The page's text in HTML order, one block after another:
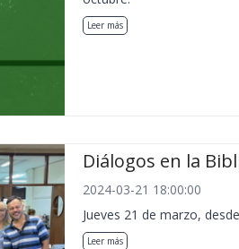
Leer más
Diálogos en la
2024-03-21 18:00:00
Jueves 21 de marzo,
Leer más